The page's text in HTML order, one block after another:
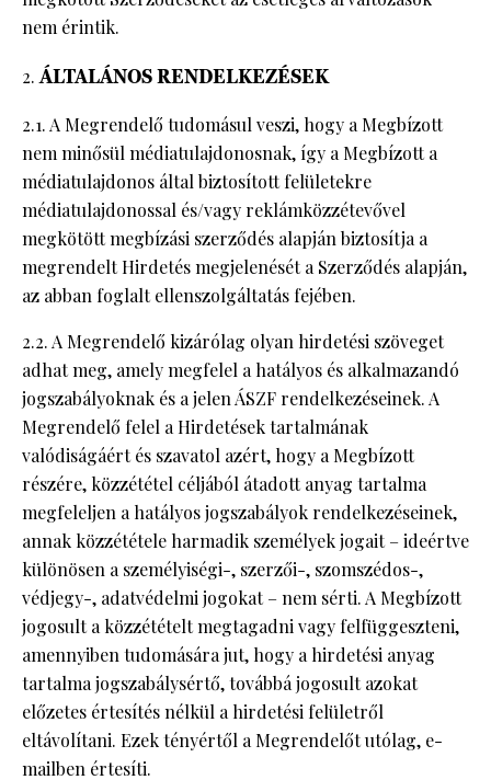
nem érintik.
ÁLTALÁNOS RENDELKEZÉSEK
2.1. A Megrendelő tudomásul veszi, hogy a Megbízott
nem minősül médiatulajdonosnak, így a Megbízott a
médiatulajdonos által biztosított felületekre
médiatulajdonossal és/vagy reklámközzétevővel
megkötött megbízási szerződés alapján biztosítja a
megrendelt Hirdetés megjelenését a Szerződés alapján,
az abban foglalt ellenszolgáltatás fejében.
2.2. A Megrendelő kizárólag olyan hirdetési szöveget
adhat meg, amely megfelel a hatályos és alkalmazandó
jogszabályoknak és a jelen ÁSZF rendelkezéseinek. A
Megrendelő felel a Hirdetések tartalmának
valódiságáért és szavatol azért, hogy a Megbízott
részére, közzététel céljából átadott anyag tartalma
megfeleljen a hatályos jogszabályok rendelkezéseinek,
annak közzététele harmadik személyek jogait – ideértve
különösen a személyiségi-, szerzői-, szomszédos-,
védjegy-, adatvédelmi jogokat – nem sérti. A Megbízott
jogosult a közzétételt megtagadni vagy felfüggeszteni,
amennyiben tudomására jut, hogy a hirdetési anyag
tartalma jogszabálysértő, továbbá jogosult azokat
előzetes értesítés nélkül a hirdetési felületről
eltávolítani. Ezek tényértől a Megrendelőt utólag, e-
mailben értesíti.